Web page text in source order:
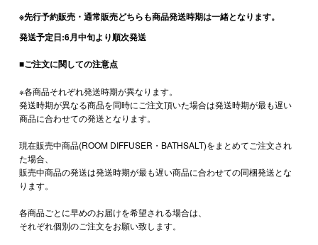
※先行予約販売・通常販売どちらも商品発送時期は一緒となります。
発送予定日:6月中旬より順次発送
■ご注文に関しての注意点
※各商品それぞれ発送時期が異なります。
発送時期が異なる商品を同時にご注文頂いた場合は発送時期が最も遅い
商品に合わせての発送となります。
現在販売中商品(ROOM DIFFUSER・BATHSALT)をまとめてご注文され
た場合、
販売中商品の発送は発送時期が最も遅い商品に合わせての同梱発送とな
ります。
各商品ごとに早めのお届けを希望される場合は、
それぞれ個別のご注文をお願い致します。